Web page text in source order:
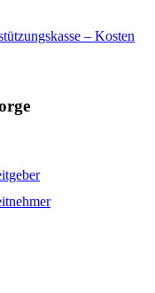
– Kosten